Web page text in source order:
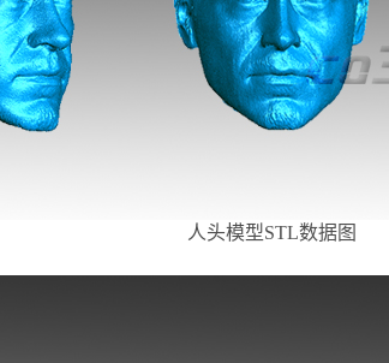
人头模型STL数据图